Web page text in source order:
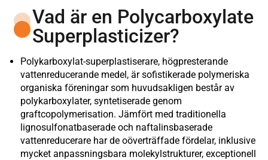
Vad är en Polycarboxylate
Superplasticizer?
Polykarboxylat-superplastiserare, högpresterande
vattenreducerande medel, är sofistikerade polymeriska
organiska föreningar som huvudsakligen består av
polykarboxylater, syntetiserade genom
graftcopolymerisation. Jämfört med traditionella
lignosulfonatbaserade och naftalinsbaserade
vattenreducerare har de oöverträffade fördelar, inklusive
mycket anpassningsbara molekylstrukturer, exceptionell